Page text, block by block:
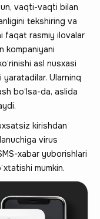
vaqti-vaqti bilan
tekshiring va
faqat rasmiy ilovalar
kompaniyani
asl nusxasi
yaratadilar. Ularninq
bo‘lsa-da, aslida
kirishdan
virus
xabar yuborishlari
mumkin.